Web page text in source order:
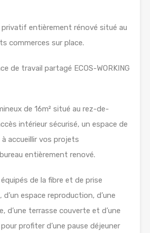
privatif entièrement rénové situé au
commerces sur place.
de travail partagé ECOS-WORKING
de 16m² situé au rez-de-
intérieur sécurisé, un espace de
accueillir vos projets
entièrement renové.
de la fibre et de prise
espace reproduction, d’une
d’une terrasse couverte et d’une
profiter d’une pause déjeuner